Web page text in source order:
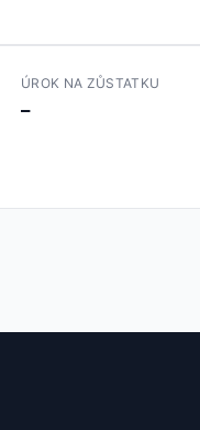
ÚROK NA ZŮSTATKU
–